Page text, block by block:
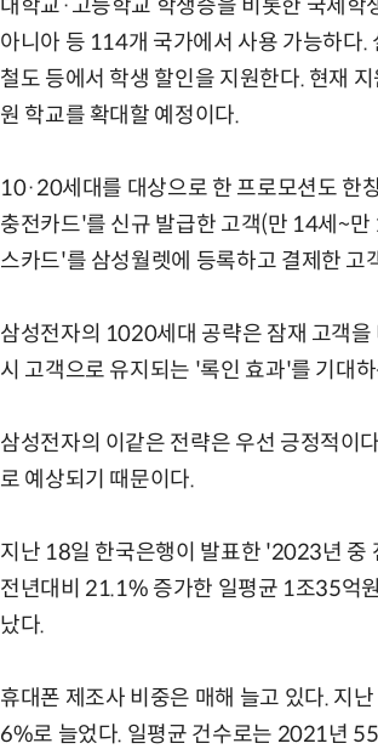
대학교·고등학교 학생증을 비롯한 국제학
아니아 등 114개 국가에서 사용 가능하다.
철도 등에서 학생 할인을 지원한다. 현재
원 학교를 확대할 예정이다.
10·20세대를 대상으로 한 프로모션도 한
충전카드'를 신규 발급한 고객(만 14세~
스카드'를 삼성월렛에 등록하고 결제한
삼성전자의 1020세대 공략은 잠재 고객
시 고객으로 유지되는 '록인 효과'를 기대
삼성전자의 이같은 전략은 우선 긍정적이
로 예상되기 때문이다.
지난 18일 한국은행이 발표한 '2023년 중
전년대비 21.1% 증가한 일평균 1조35억
났다.
휴대폰 제조사 비중은 매해 늘고 있다.
6%로 늘었다. 일평균 건수로는 2021년